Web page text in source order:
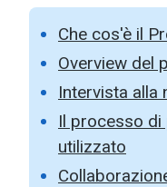
Che cos'è il
Overview del
Intervista alla
Il processo
utilizzato